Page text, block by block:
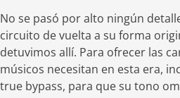
No se pasó por alto ningún
circuito de vuelta a su forma
detuvimos allí. Para ofrecer las
músicos necesitan en esta era,
true bypass, para que su tono